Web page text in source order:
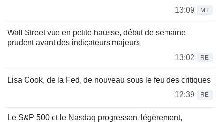
13:09
MT
Wall Street vue en petite hausse, début de semaine
prudent avant des indicateurs majeurs
13:02
RE
Lisa Cook, de la Fed, de nouveau sous le feu des critiques
12:39
RE
Le S&P 500 et le Nasdaq progressent légèrement,